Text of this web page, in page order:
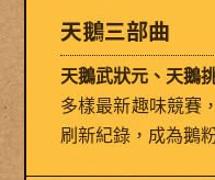
天鵝三部曲
天鵝武狀元、天鵝
多樣最新趣味競賽
刷新紀錄，成為鵝